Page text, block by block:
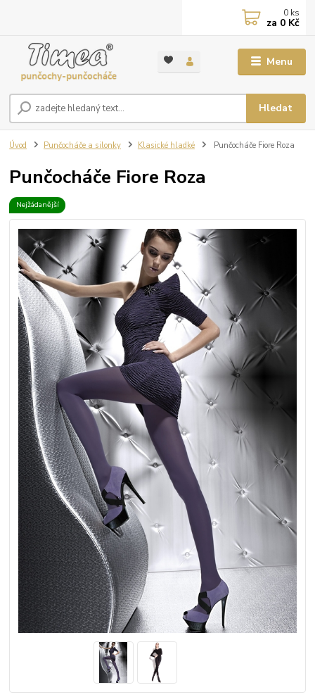
Menu
Hledat
0 ks
za 0 Kč
Úvod Punčocháče a silonky Klasické hladké Punčocháče Fiore Roza
Punčocháče Fiore Roza
Nejžádanější